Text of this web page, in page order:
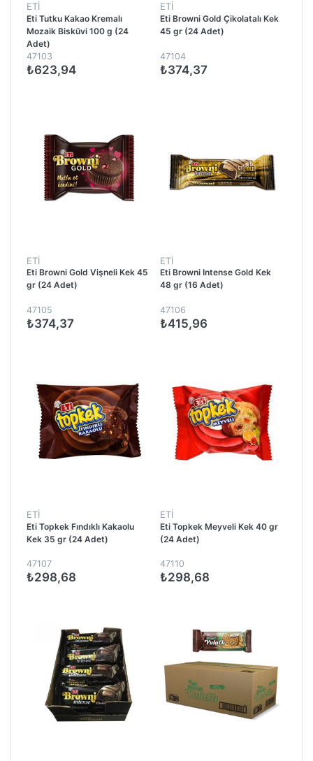
ETİ
Eti Tutku Kakao Kremalı
Mozaik Bisküvi 100 g (24
Adet)
47103
₺623,94
ETİ
Eti Browni Gold Çikolatalı Kek
45 gr (24 Adet)
47104
₺374,37
ETİ
Eti Browni Gold Vişneli Kek 45
gr (24 Adet)
47105
₺374,37
ETİ
Eti Browni Intense Gold Kek
48 gr (16 Adet)
47106
₺415,96
ETİ
Eti Topkek Fındıklı Kakaolu
Kek 35 gr (24 Adet)
47107
₺298,68
ETİ
Eti Topkek Meyveli Kek 40 gr
(24 Adet)
47110
₺298,68